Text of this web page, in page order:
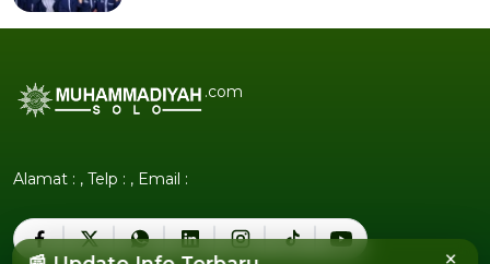
.com
Alamat : , Telp : , Email :